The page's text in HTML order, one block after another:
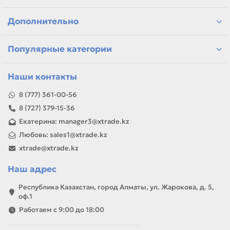
или задачей, товар можно использовать для замены,
запаса.
Дополнительно
Популярные категории
Наши контакты
8 (777) 361-00-56
8 (727) 379-15-36
Екатерина: manager3@xtrade.kz
Любовь: sales1@xtrade.kz
xtrade@xtrade.kz
Наш адрес
Республика Казахстан, город Алматы, ул. Жарокова, д. 5,
оф.1
Работаем с 9:00 до 18:00